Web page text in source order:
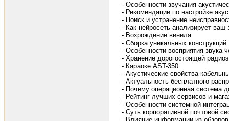
- Особенности звучания
- Рекомендации по настройке
- Поиск и устранение
- Как нейросеть анализирует
- Возрождение винила
- Сборка уникальных конструкций
- Особенности восприятия звука
- Хранение дорогостоящей
- Караоке AST-350
- Акустические свойства
- Актуальность бесплатного
- Почему операционная система
- Рейтинг лучших сервисов и
- Особенности системной
- Суть корпоративной почтовой